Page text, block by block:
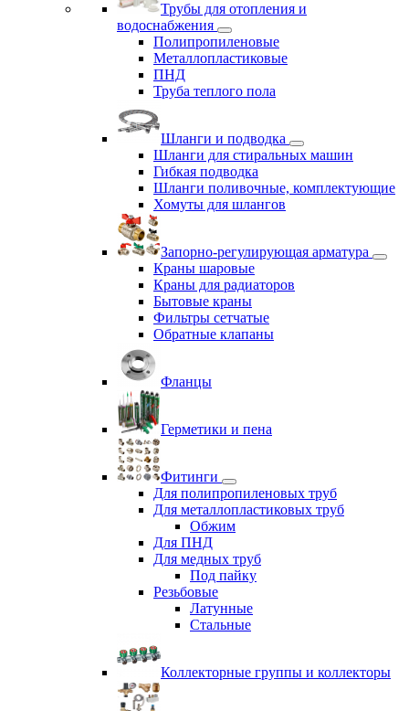
Трубы для отопления и
водоснабжения
Полипропиленовые
Металлопластиковые
ПНД
Труба теплого пола
Шланги и подводка
Шланги для стиральных машин
Гибкая подводка
Шланги поливочные, комплектующие
Хомуты для шлангов
Запорно-регулирующая арматура
Краны шаровые
Краны для радиаторов
Бытовые краны
Фильтры сетчатые
Обратные клапаны
Фланцы
Герметики и пена
Фитинги
Для полипропиленовых труб
Для металлопластиковых труб
Обжим
Для ПНД
Для медных труб
Под пайку
Резьбовые
Латунные
Cтальные
Коллекторные группы и коллекторы